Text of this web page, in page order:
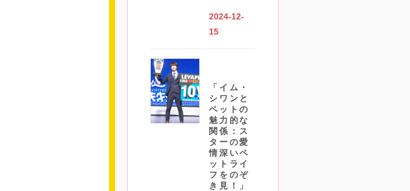
2024-12-
15
「イム・
シワンと
ペットの
魅力的な
関係：ス
ターの愛
情深いペ
ットライ
フをのぞ
き見！」